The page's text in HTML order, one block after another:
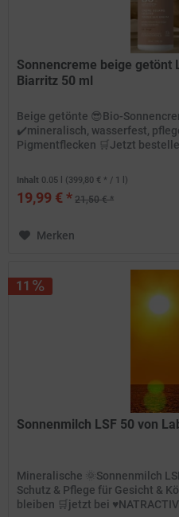
Sonnencreme beige getönt
Biarritz 50 ml
Beige getönte 😎Bio-
✔️mineralisch, wasserfest,
Pigmentflecken 🛒Jetzt
Inhalt 0.05 l (399,80 € * / 1 l)
19,99 € * 21,50 € *
Merken
11
Sonnenmilch LSF 50 von
Mineralische 🌞Sonnenmilch
Schutz & Pflege für Gesicht &
bleiben 🛒jetzt bei